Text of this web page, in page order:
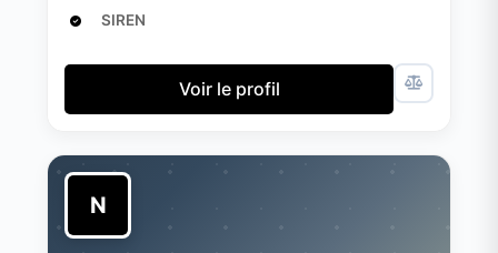
SIREN
Voir le profil
N